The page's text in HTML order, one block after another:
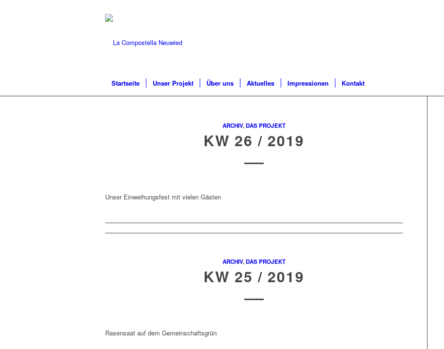
Startseite Unser Projekt Über uns Aktuelles Impressionen Kontakt
ARCHIV,DAS PROJEKT
KW 26 / 2019
Unser Einweihungsfest mit vielen Gästen
ARCHIV,DAS PROJEKT
KW 25 / 2019
Rasensaat auf dem Gemeinschaftsgrün